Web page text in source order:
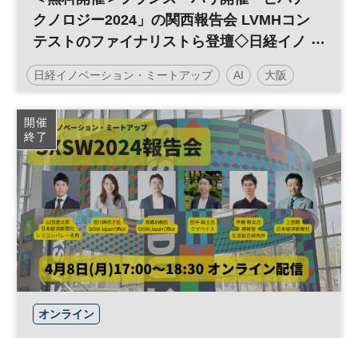
クノロジー2024」の関西報告会 LVMHコン
テストのファイナリストら登壇◇日経イノ
ベーション・ミートアップ
日経イノベーション・ミートアップ AI 大阪
オープン・イノベーション イノベーション SDGs
テクノロジー スタートアップ グローバル
デジタル DX 参加無料 平日夜開催
開催
終了
オンライン